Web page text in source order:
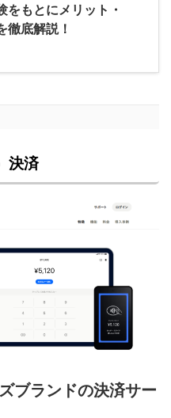
をもとにメリット・
徹底解説！
決済
ブランドの決済サー